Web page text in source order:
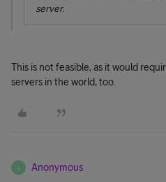
server.
This is not feasible, as it would
servers in the world, too.
A Anonymous